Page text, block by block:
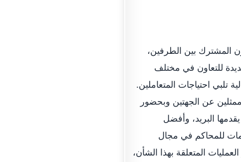
المشترك بين الطرفين،
للتعاون في مختلف
تلبي احتياجات المتعاملين.
عن الجهتين وبحضور
البريد، وأفضل
للمحاكم في مجال
المتعلقة بهذا الشأن،